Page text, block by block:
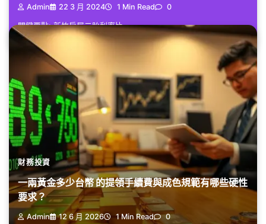
Admin 22 3 月 2024 1 Min Read 0
關鍵要點: 新竹房屋二胎利率比...
財務投資
一兩黃金多少台幣 的提領手續費與成色規範有哪些硬性
要求？
Admin 12 6 月 2026 1 Min Read 0